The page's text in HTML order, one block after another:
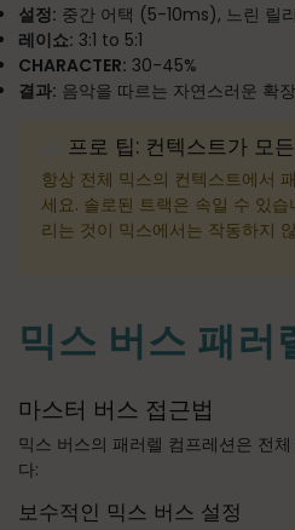
설정: 중간 어택 (5-10ms), 느린 릴
레이쇼: 3:1 to 5:1
CHARACTER: 30-45%
결과: 음악을 따르는 자연스러운 확
프로 팁: 컨텍스트가 모
항상 전체 믹스의 컨텍스트에서
세요. 솔로된 트랙은 속일 수 있
리는 것이 믹스에서는 작동하지
믹스 버스 패러
마스터 버스 접근법
믹스 버스의 패러렐 컴프레션은 전
다:
보수적인 믹스 버스 설정